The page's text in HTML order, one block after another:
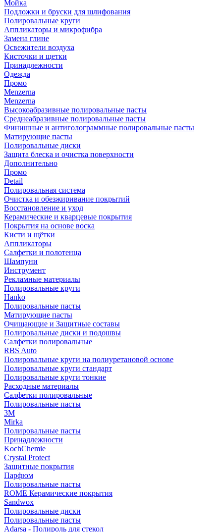
Мойка
Подложки и бруски для шлифования
Полировальные круги
Аппликаторы и микрофибра
Замена глине
Освежители воздуха
Кисточки и щетки
Принадлежности
Одежда
Промо
Menzerna
Menzerna
Высокоабразивные полировальные пасты
Среднеабразивные полировальные пасты
Финишные и антиголограммные полировальные пасты
Матирующие пасты
Полировальные диски
Защита блеска и очистка поверхности
Дополнительно
Промо
Detail
Полировальная система
Очистка и обезжиривание покрытий
Восстановление и уход
Керамические и кварцевые покрытия
Покрытия на основе воска
Кисти и щётки
Аппликаторы
Салфетки и полотенца
Шампуни
Инструмент
Рекламные материалы
Полировальные круги
Hanko
Полировальные пасты
Матирующие пасты
Очищающие и Защитные составы
Полировальные диски и подошвы
Салфетки полировальные
RBS Auto
Полировальные круги на полиуретановой основе
Полировальные круги стандарт
Полировальные круги тонкие
Расходные материалы
Салфетки полировальные
Полировальные пасты
3М
Mirka
Полировальные пасты
Принадлежности
KochChemie
Crystal Protect
Защитные покрытия
Парфюм
Полировальные пасты
ROME Керамические покрытия
Sandwox
Полировальные диски
Полировальные пасты
Adarsa - Полироль для стекол